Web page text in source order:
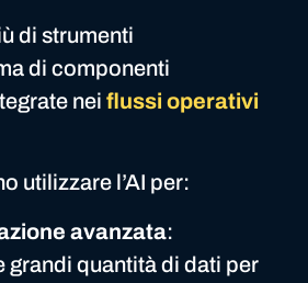
di strumenti
di componenti
nei flussi operativi
utilizzare l’AI per:
avanzata:
grandi quantità di dati per